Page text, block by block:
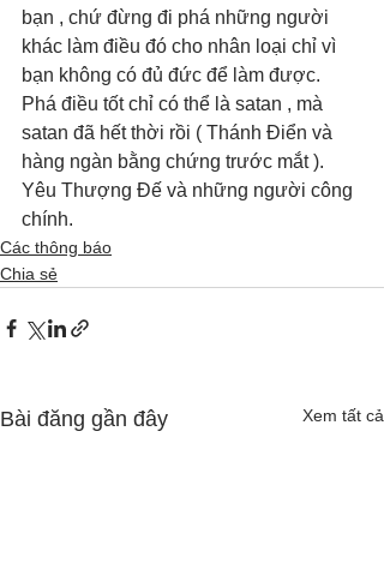
bạn , chứ đừng đi phá những người
khác làm điều đó cho nhân loại chỉ vì
bạn không có đủ đức để làm được.
Phá điều tốt chỉ có thể là satan , mà
satan đã hết thời rồi ( Thánh Điển và
hàng ngàn bằng chứng trước mắt ).
Yêu Thượng Đế và những người công
chính.
Các thông báo
Chia sẻ
Bài đăng gần đây Xem tất cả